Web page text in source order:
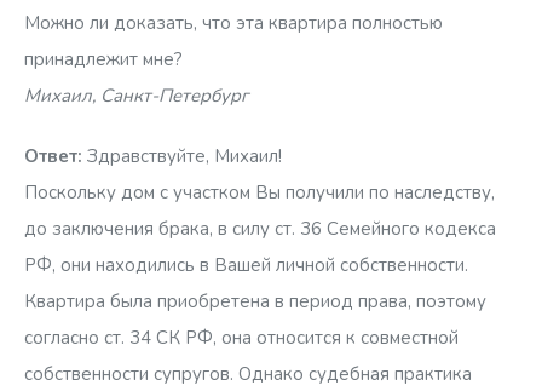
Можно ли доказать, что эта квартира полностью
принадлежит мне?
Михаил, Санкт-Петербург
Ответ: Здравствуйте, Михаил!
Поскольку дом с участком Вы получили по наследству,
до заключения брака, в силу ст. 36 Семейного кодекса
РФ, они находились в Вашей личной собственности.
Квартира была приобретена в период права, поэтому
согласно ст. 34 СК РФ, она относится к совместной
собственности супругов. Однако судебная практика